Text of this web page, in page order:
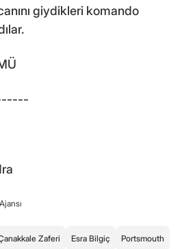
giydikleri komando
Zaferi Esra Bilgiç Portsmouth